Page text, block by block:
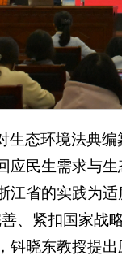
生态环境法典
应民生需求与
江省的实践为
、紧扣国家战
钭晓东教授提